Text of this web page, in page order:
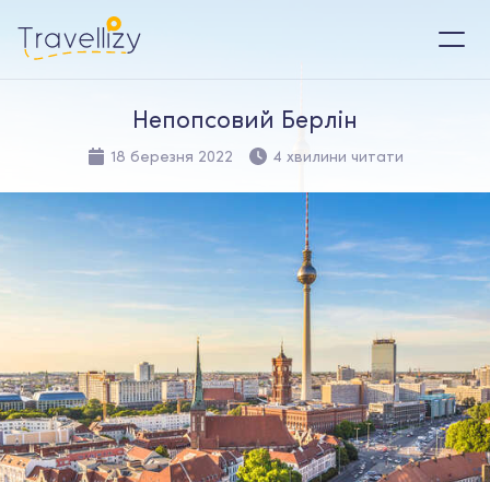
Непопсовий Берлін
18 березня 2022 4 хвилини читати